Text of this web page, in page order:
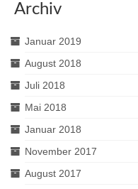
Archiv
Januar 2019
August 2018
Juli 2018
Mai 2018
Januar 2018
November 2017
August 2017